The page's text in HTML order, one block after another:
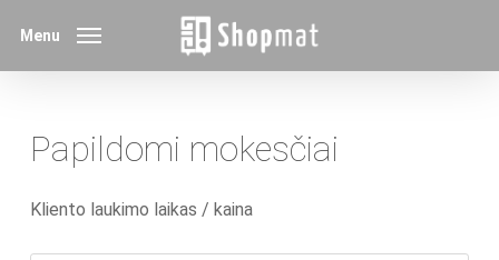
Menu
Papildomi mokesčiai
Kliento laukimo laikas / kaina